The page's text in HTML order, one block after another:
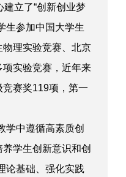
建立了“创新创业梦
生参加中国大学生
理实验竞赛、北京
实验竞赛，近年来
竞赛奖119项，第一
学中遵循高素质创
学生创新意识和创
论基础、强化实践